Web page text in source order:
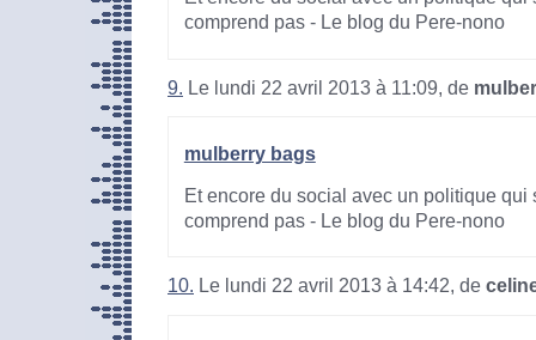
comprend pas - Le blog du Pere-nono
9. Le lundi 22 avril 2013 à 11:09, de
mulberry bags
Et encore du social avec un politique qui
comprend pas - Le blog du Pere-nono
10. Le lundi 22 avril 2013 à 14:42, de